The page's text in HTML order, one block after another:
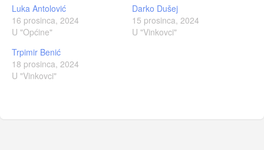
Luka Antolović
16 prosinca, 2024
U "Općine"
Darko Dušej
15 prosinca, 2024
U "Vinkovci"
Trpimir Benić
18 prosinca, 2024
U "Vinkovci"